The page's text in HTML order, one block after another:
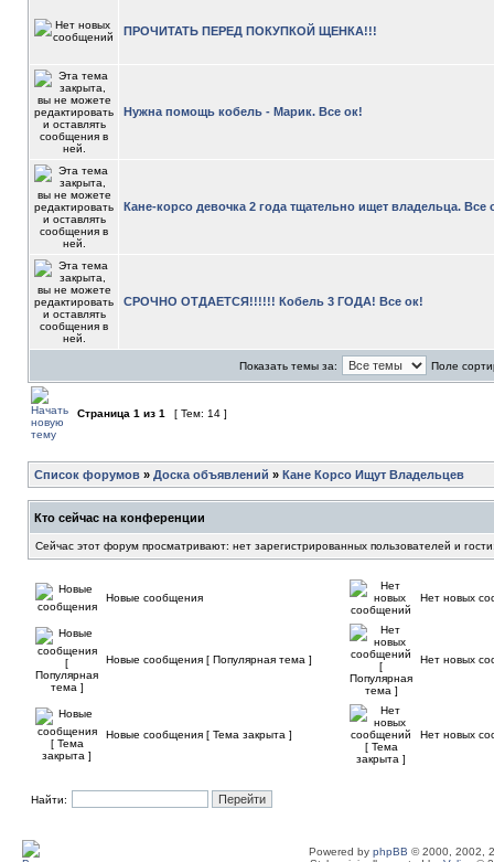
ПРОЧИТАТЬ ПЕРЕД ПОКУПКОЙ ЩЕНКА!!!
Нужна помощь кобель - Марик. Все ок!
Кане-корсо девочка 2 года тщательно ищет владельца. Все
СРОЧНО ОТДАЕТСЯ!!!!!! Кобель 3 ГОДА! Все ок!
Показать темы за: Поле
Страница 1 из 1 [ Тем: 14 ]
Список форумов » Доска объявлений » Кане Корсо Ищут Владельцев
Кто сейчас на конференции
Сейчас этот форум просматривают: нет зарегистрированных пользователей и
Новые сообщения Нет новых
Новые сообщения [ Популярная тема ] Нет новых
Новые сообщения [ Тема закрыта ] Нет новых
Найти:
Powered by phpBB © 2000, 2002,